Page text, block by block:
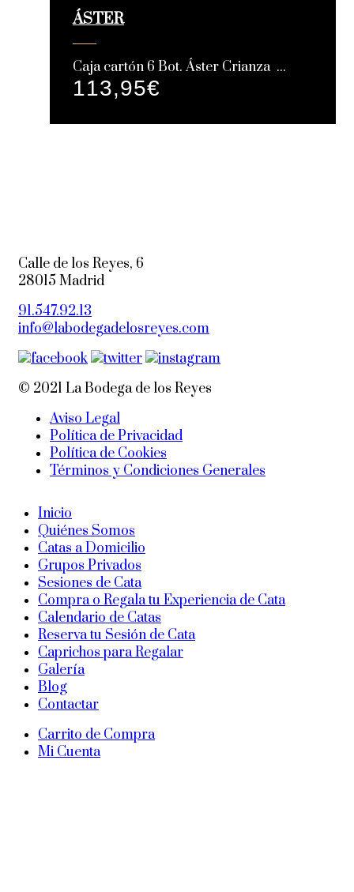
ÁSTER
Caja cartón 6 Bot. Áster Crianza ...
113,95€
Calle de los Reyes, 6
28015 Madrid
91.547.92.13
info@labodegadelosreyes.com
© 2021 La Bodega de los Reyes
Aviso Legal
Política de Privacidad
Política de Cookies
Términos y Condiciones Generales
Inicio
Quiénes Somos
Catas a Domicilio
Grupos Privados
Sesiones de Cata
Compra o Regala tu Experiencia de Cata
Calendario de Catas
Reserva tu Sesión de Cata
Caprichos para Regalar
Galería
Blog
Contactar
Carrito de Compra
Mi Cuenta